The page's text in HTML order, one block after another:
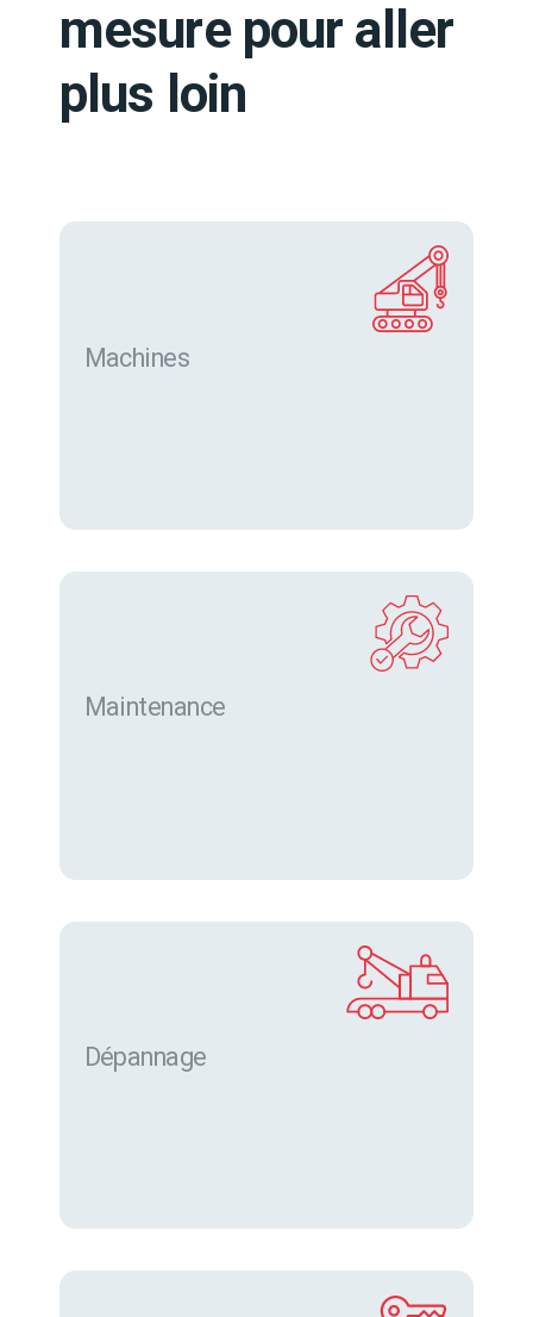
mesure pour aller
plus loin
Machines
Maintenance
Dépannage